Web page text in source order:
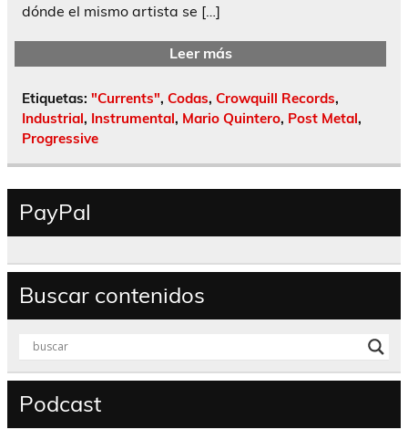
dónde el mismo artista se […]
Leer más
Etiquetas: "Currents", Codas, Crowquill Records,
Industrial, Instrumental, Mario Quintero, Post Metal,
Progressive
PayPal
Buscar contenidos
Podcast